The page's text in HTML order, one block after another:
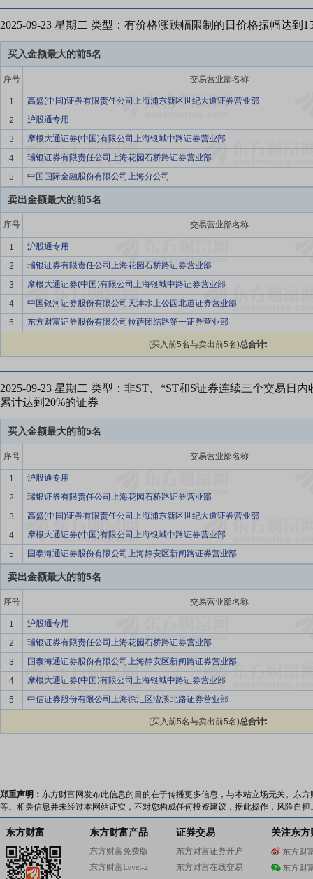
2025-09-23 星期二 类型：有价格涨跌幅限制的日价格振幅达到
买入金额最大的前5名
序号 交易营业部名称
1
高盛(中国)证券有限责任公司上海浦东新区世纪大道证券营业部
2
沪股通专用
3
摩根大通证券(中国)有限公司上海银城中路证券营业部
4
瑞银证券有限责任公司上海花园石桥路证券营业部
5
中国国际金融股份有限公司上海分公司
卖出金额最大的前5名
序号 交易营业部名称
1
沪股通专用
2
瑞银证券有限责任公司上海花园石桥路证券营业部
3
摩根大通证券(中国)有限公司上海银城中路证券营业部
4
中国银河证券股份有限公司天津水上公园北道证券营业部
5
东方财富证券股份有限公司拉萨团结路第一证券营业部
(买入前5名与卖出前5名)总合计:
2025-09-23 星期二 类型：非ST、*ST和S证券连续三个交易日
累计达到20%的证券
买入金额最大的前5名
序号 交易营业部名称
1
沪股通专用
2
瑞银证券有限责任公司上海花园石桥路证券营业部
3
高盛(中国)证券有限责任公司上海浦东新区世纪大道证券营业部
4
摩根大通证券(中国)有限公司上海银城中路证券营业部
5
国泰海通证券股份有限公司上海静安区新闸路证券营业部
卖出金额最大的前5名
序号 交易营业部名称
1
沪股通专用
2
瑞银证券有限责任公司上海花园石桥路证券营业部
3
国泰海通证券股份有限公司上海静安区新闸路证券营业部
4
摩根大通证券(中国)有限公司上海银城中路证券营业部
5
中信证券股份有限公司上海徐汇区漕溪北路证券营业部
(买入前5名与卖出前5名)总合计:
郑重声明： 东方财富网发布此信息的目的在于传播更多信息，与本站立场无关。东
等。相关信息并未经过本网站证实，不对您构成任何投资建议，据此操作，风险自担